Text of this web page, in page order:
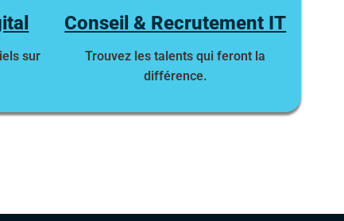
sur
Conseil & Recrutement IT
Trouvez les talents qui feront la
différence.